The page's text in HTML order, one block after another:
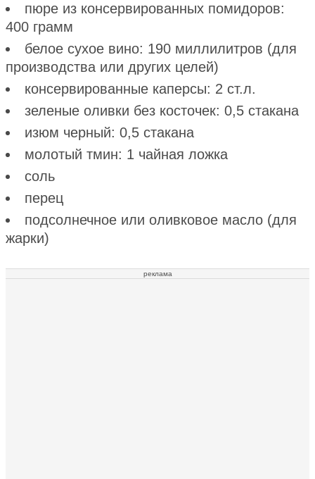
пюре из консервированных помидоров:
400 грамм
белое сухое вино: 190 миллилитров (для
производства или других целей)
консервированные каперсы: 2 ст.л.
зеленые оливки без косточек: 0,5 стакана
изюм черный: 0,5 стакана
молотый тмин: 1 чайная ложка
соль
перец
подсолнечное или оливковое масло (для
жарки)
реклама